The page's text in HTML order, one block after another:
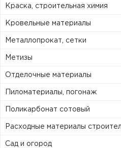
Краска, строительная химия
Кровельные материалы
Металлопрокат, сетки
Метизы
Отделочные материалы
Пиломатериалы, погонаж
Поликарбонат сотовый
Расходные материалы
Сад и огород